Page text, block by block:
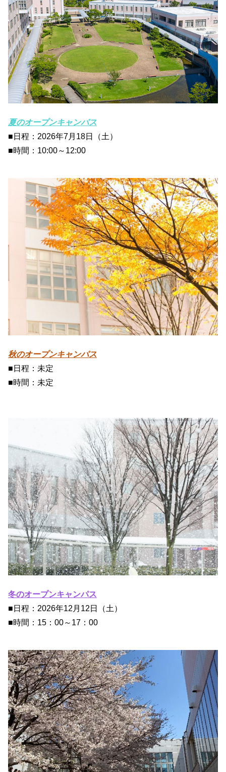
夏のオープンキャンパス
■日程：2026年7月18日（土）
■時間：10:00～12:00
秋のオープンキャンパス
■日程：未定
■時間：未定
冬のオープンキャ ンパス
■日程：2026年12月12日（土）
■時間：15：00～17：00